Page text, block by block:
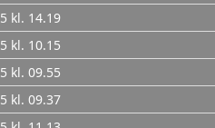
kl. 14.19
kl. 10.15
kl. 09.55
kl. 09.37